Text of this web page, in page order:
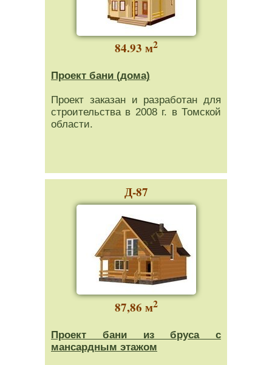
84.93 м2
Проект бани (дома)
Проект заказан и разработан для
строительства в 2008 г. в Томской
области.
Д-87
87,86 м2
Проект бани из бруса с
мансардным этажом